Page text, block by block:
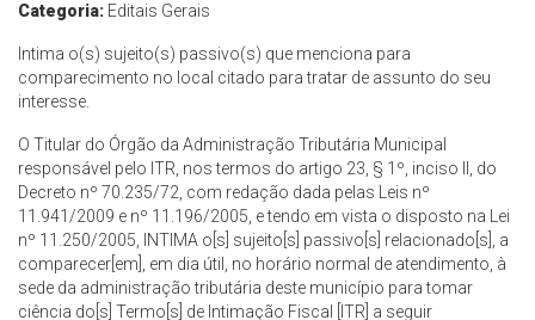
Categoria: Editais Gerais
Intima o(s) sujeito(s) passivo(s) que menciona para
comparecimento no local citado para tratar de assunto do seu
interesse.
O Titular do Órgão da Administração Tributária Municipal
responsável pelo ITR, nos termos do artigo 23, § 1º, inciso II, do
Decreto nº 70.235/72, com redação dada pelas Leis nº
11.941/2009 e nº 11.196/2005, e tendo em vista o disposto na Lei
nº 11.250/2005, INTIMA o[s] sujeito[s] passivo[s] relacionado[s], a
comparecer[em], em dia útil, no horário normal de atendimento, à
sede da administração tributária deste município para tomar
ciência do[s] Termo[s] de Intimação Fiscal [ITR] a seguir